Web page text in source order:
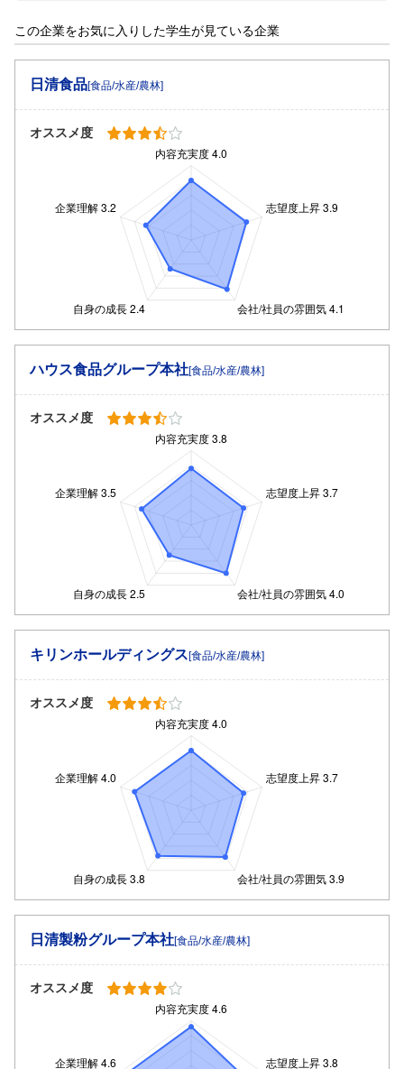
この企業をお気に入りした学生が見ている企業
日清食品[食品/水産/農林]
オススメ度
ハウス食品グループ本社[食品/水産/農林]
オススメ度
キリンホールディングス[食品/水産/農林]
オススメ度
日清製粉グループ本社[食品/水産/農林]
オススメ度